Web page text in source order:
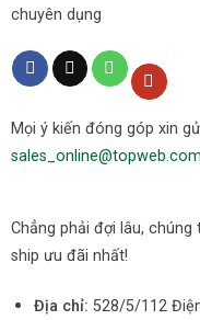
chuyên dụng
Mọi ý kiến đóng góp xin
Chẳng phải đợi lâu,
ship ưu đãi nhất!
Địa chỉ: 528/5/112 Điện